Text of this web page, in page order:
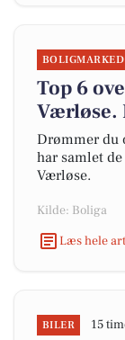
BOLIGMARKED
Top 6
Værløse.
Drømmer du
har samlet
Værløse.
Kilde: Boliga
Læs hele
BILER 15